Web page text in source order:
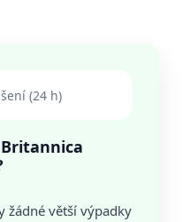
(24 h)
žádné větší výpadky